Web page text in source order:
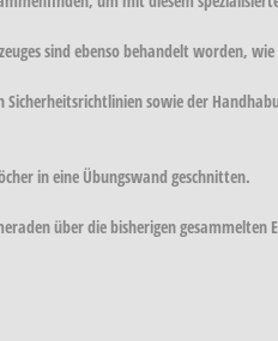
sind ebenso behandelt worden,
sowie der
in eine Übungswand geschnitten.
über die bisherigen